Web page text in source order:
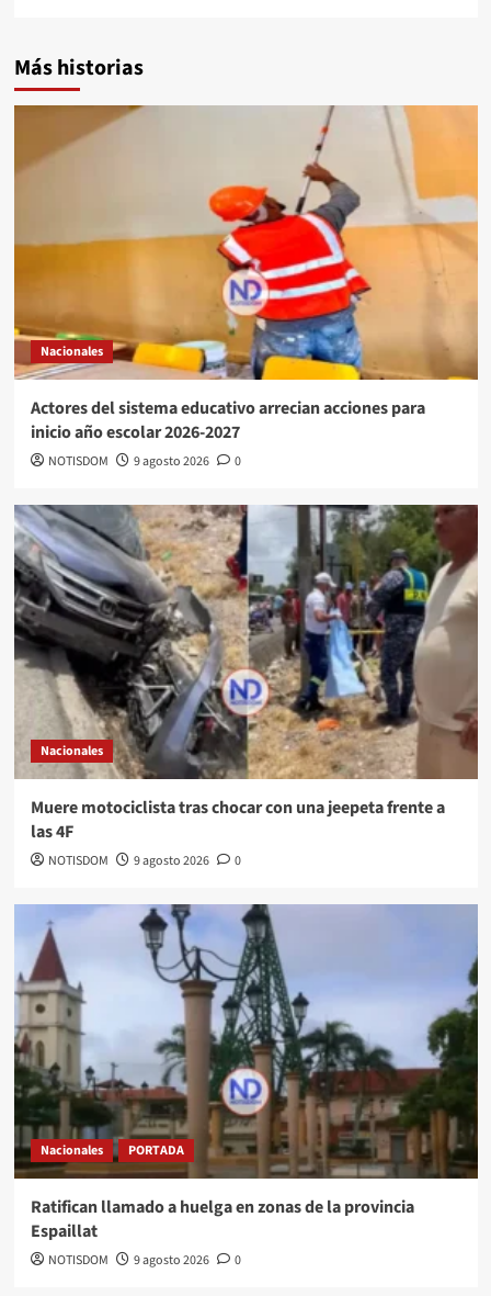
Más historias
Nacionales
Actores del sistema educativo arrecian acciones para
inicio año escolar 2026-2027
NOTISDOM 9 agosto 2026 0
Nacionales
Muere motociclista tras chocar con una jeepeta frente a
las 4F
NOTISDOM 9 agosto 2026 0
Nacionales PORTADA
Ratifican llamado a huelga en zonas de la provincia
Espaillat
NOTISDOM 9 agosto 2026 0